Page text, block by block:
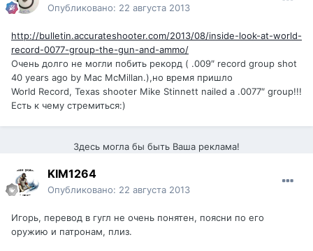
Опубликовано: 22 августа 2013
http://bulletin.accurateshooter.com/2013/08/inside-look-at-world-
record-0077-group-the-gun-and-ammo/
Очень долго не могли побить рекорд ( .009″ record group shot
40 years ago by Mac McMillan.),но время пришло
World Record, Texas shooter Mike Stinnett nailed a .0077″ group!!!
Есть к чему стремиться:)
Здесь могла бы быть Ваша реклама!
KIM1264
Опубликовано: 22 августа 2013
Игорь, перевод в гугл не очень понятен, поясни по его
оружию и патронам, плиз.